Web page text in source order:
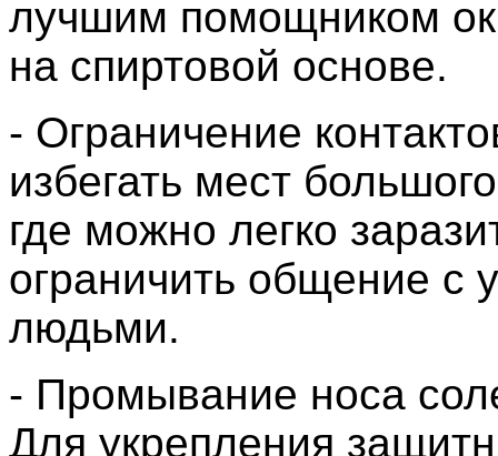
лучшим помощником
на спиртовой основе.
- Ограничение
избегать мест
где можно легко
ограничить общение с
людьми.
- Промывание носа
Для укрепления